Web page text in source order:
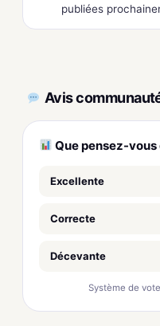
publiées
Avis
Que pensez-
Excellente
Correcte
Décevante
Système de